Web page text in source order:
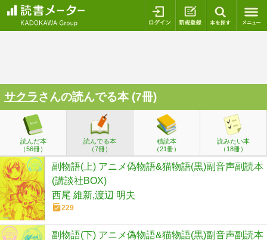
ログイン 新規登録
サクラさんの読んでる本 (7冊)
読んだ本
（56冊）
読んでる本
（7冊）
積読本
（21冊）
読みたい本
（18冊）
副物語(上) アニメ偽物語&猫物語(黒)副音声副読本
(講談社BOX)
西尾 維新,渡辺 明夫
229
副物語(下) アニメ偽物語&猫物語(黒)副音声副読本